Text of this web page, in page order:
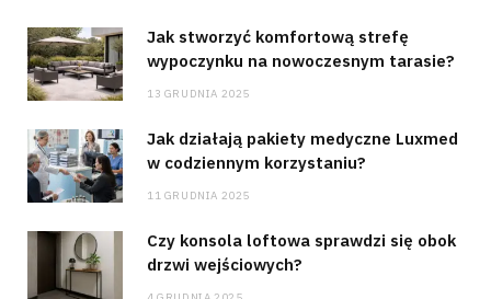
Jak stworzyć komfortową strefę
wypoczynku na nowoczesnym tarasie?
13 GRUDNIA 2025
Jak działają pakiety medyczne Luxmed
w codziennym korzystaniu?
11 GRUDNIA 2025
Czy konsola loftowa sprawdzi się obok
drzwi wejściowych?